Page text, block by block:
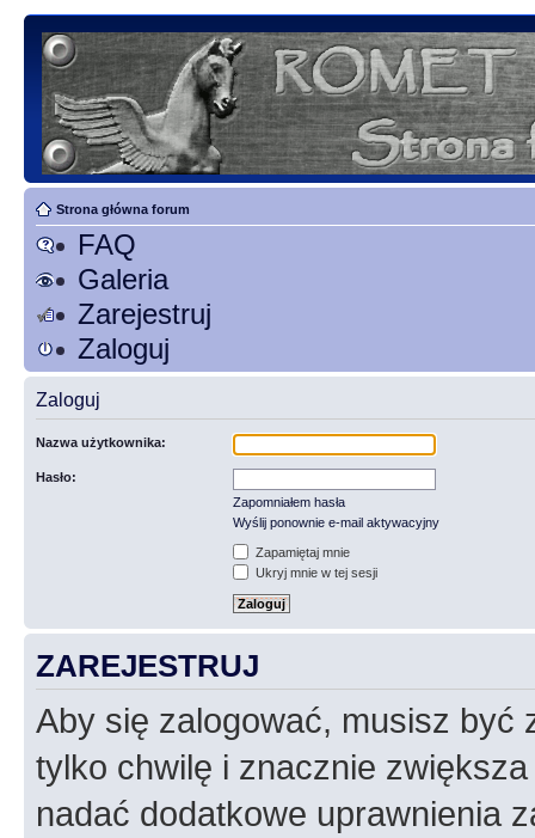
Strona główna forum
FAQ
Galeria
Zarejestruj
Zaloguj
Zaloguj
Nazwa użytkownika:
Hasło:
Zapomniałem hasła
Wyślij ponownie e-mail aktywacyjny
Zapamiętaj mnie
Ukryj mnie w tej sesji
ZAREJESTRUJ
Aby się zalogować, musisz być
tylko chwilę i znacznie
nadać dodatkowe uprawnienia